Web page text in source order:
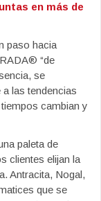
en más de
paso hacia
“de
se
las tendencias
cambian y
paleta de
clientes elijan la
Antracita, Nogal,
que se